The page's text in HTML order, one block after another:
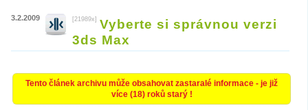
3.2.2009 [21989x] Vyberte si správnou verzi
3ds Max
Tento článek archivu může obsahovat zastaralé informace - je již
více (18) roků starý !